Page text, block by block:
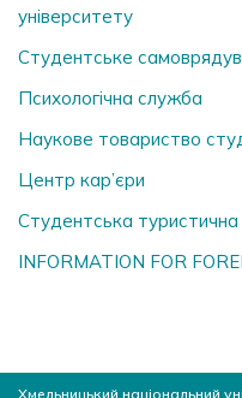
університету
Студентське
Психологічна служба
Наукове товариство
Центр кар’єри
Студентська туристична
INFORMATION FOR
Хмельницький національний